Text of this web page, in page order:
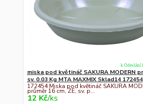
miska pod květináč SAKURA MODERN
sv. 0.03 Kg MTA MAXMIX Sklad14 172454
172454 Miska pod květináč SAKURA
průměr 16 cm, ZE, sv. p...
12 Kč/ks
k Odeslání